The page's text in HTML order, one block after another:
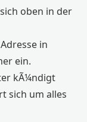
oben in der
in
ein.
kÃ¼ndigt
sich um alles